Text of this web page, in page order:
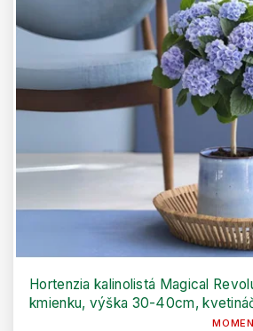
Hortenzia kalinolistá Magical
kmienku, výška 30-40cm,